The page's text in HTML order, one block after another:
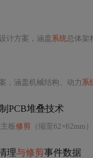
计方案，涵盖 系统总体架
，涵盖机械结构、动力 系
PCB堆叠技术
板修剪 （缩至62×62mm）和模块化定制PCB堆叠实
理与修剪事件数据